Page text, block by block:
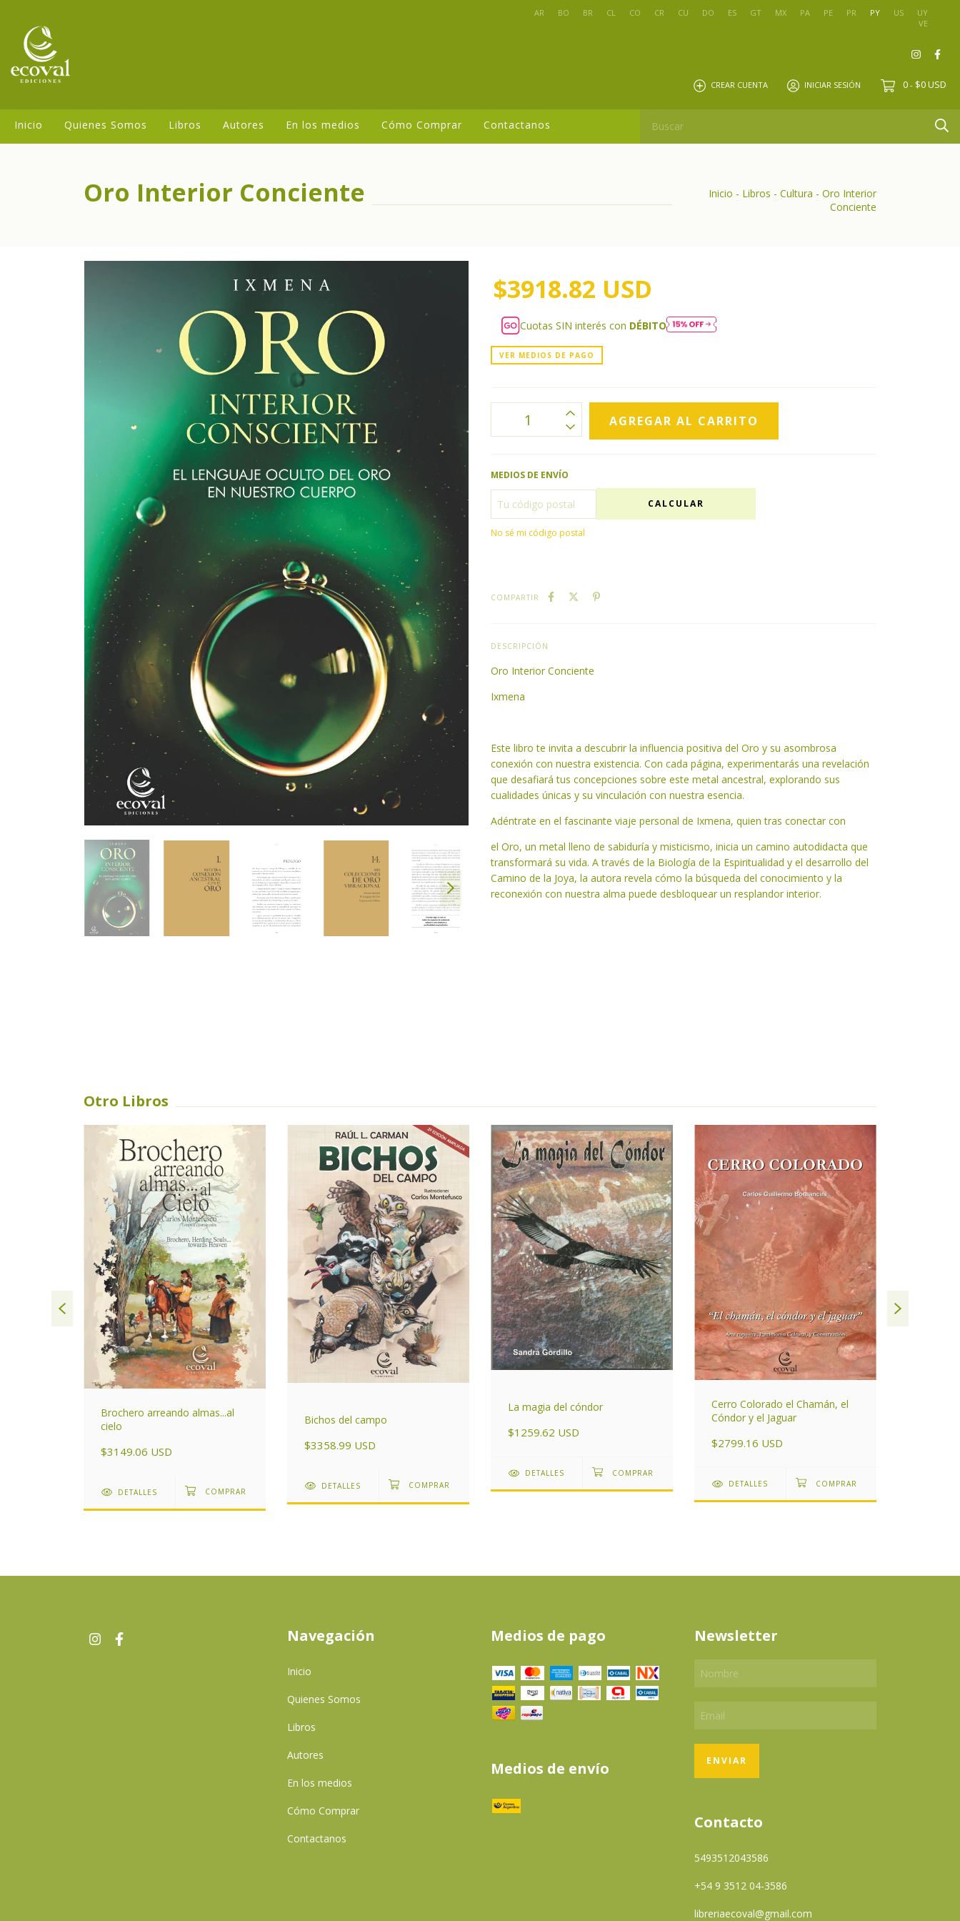
AR BO BR CL CO CR CU DO ES GT MX PA PE PR PY US
UY
VE
CREAR CUENTA INICIAR SESIÓN 0 - $0 USD
Inicio Quienes Somos Libros Autores En los medios Cómo Comprar Contactanos
Oro Interior Conciente Inicio - Libros - Cultura - Oro Interior
Conciente
$3918.82 USD
Cuotas SIN interés con DÉBITO
VER MEDIOS DE PAGO
MEDIOS DE ENVÍO
CALCULAR
No sé mi código postal
COMPARTIR
DESCRIPCIÓN
Oro Interior Conciente
Ixmena
Este libro te invita a descubrir la influencia positiva del Oro y su asombrosa
conexión con nuestra existencia. Con cada página, experimentarás una revelación
que desafiará tus concepciones sobre este metal ancestral, explorando sus
cualidades únicas y su vinculación con nuestra esencia.
Adéntrate en el fascinante viaje personal de Ixmena, quien tras conectar con
el Oro, un metal lleno de sabiduría y misticismo, inicia un camino autodidacta que
transformará su vida. A través de la Biología de la Espiritualidad y el desarrollo del
Camino de la Joya, la autora revela cómo la búsqueda del conocimiento y la
reconexión con nuestra alma puede desbloquear un resplandor interior.
Otro Libros
Brochero arreando almas...al
cielo
$3149.06 USD
DETALLES
Bichos del campo
$3358.99 USD
DETALLES
La magia del cóndor
$1259.62 USD
DETALLES
Cerro Colorado el Chamán, el
Cóndor y el Jaguar
$2799.16 USD
DETALLES
Navegación
Inicio
Quienes Somos
Libros
Autores
En los medios
Cómo Comprar
Contactanos
Medios de pago
Medios de envío
Newsletter
Contacto
5493512043586
+54 9 3512 04-3586
libreriaecoval@gmail.com